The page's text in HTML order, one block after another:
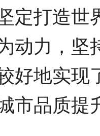
定打造世
动力，坚
好地实现
市品质提